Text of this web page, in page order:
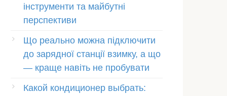
інструменти та майбутні
перспективи
Що реально можна підключити
до зарядної станції взимку, а що
— краще навіть не пробувати
Какой кондиционер выбрать: